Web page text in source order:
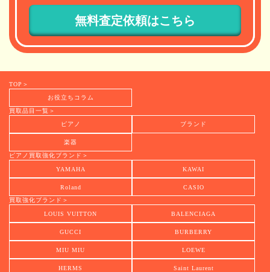
TOP＞
お役立ちコラム
買取品目一覧＞
ピアノ
ブランド
楽器
ピアノ買取強化ブランド＞
YAMAHA KAWAI
Roland
CASIO
買取強化ブランド＞
LOUIS VUITTON BALENCIAGA
GUCCI BURBERRY
MIU MIU LOEWE
HERMS Saint Laurent